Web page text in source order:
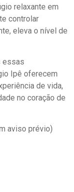
relaxante em
controlar
eleva o nível de
essas
Ipê oferecem
de vida,
no coração de
aviso prévio)